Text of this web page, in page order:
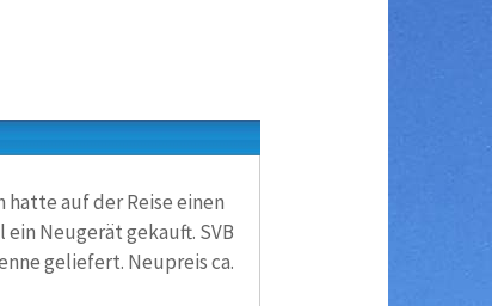
auf der Reise einen
Neugerät gekauft. SVB
geliefert. Neupreis ca.